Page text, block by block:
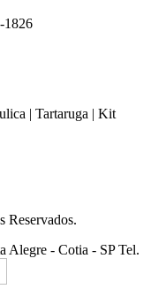
1826
| Tartaruga | Kit
Reservados.
Alegre - Cotia - SP Tel.